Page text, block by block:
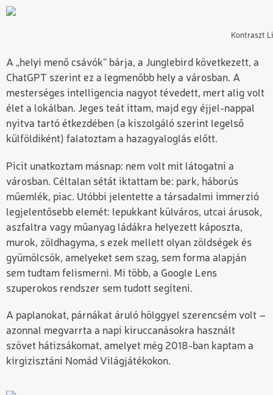
Kontraszt
A „helyi menő csávók” bárja, a Junglebird következett, a
ChatGPT szerint ez a legmenőbb hely a városban. A
mesterséges intelligencia nagyot tévedett, mert alig volt
élet a lokálban. Jeges teát ittam, majd egy éjjel-nappal
nyitva tartó étkezdében (a kiszolgáló szerint legelső
külföldiként) falatoztam a hazagyaloglás előtt.
Picit unatkoztam másnap: nem volt mit látogatni a
városban. Céltalan sétát iktattam be: park, háborús
műemlék, piac. Utóbbi jelentette a társadalmi immerzió
legjelentősebb elemét: lepukkant külváros, utcai árusok,
aszfaltra vagy műanyag ládákra helyezett káposzta,
murok, zöldhagyma, s ezek mellett olyan zöldségek és
gyümölcsök, amelyeket sem szag, sem forma alapján
sem tudtam felismerni. Mi több, a Google Lens
szuperokos rendszer sem tudott segíteni.
A paplanokat, párnákat áruló hölggyel szerencsém volt –
azonnal megvarrta a napi kiruccanásokra használt
szövet hátizsákomat, amelyet még 2018-ban kaptam a
kirgizisztáni Nomád Világjátékokon.